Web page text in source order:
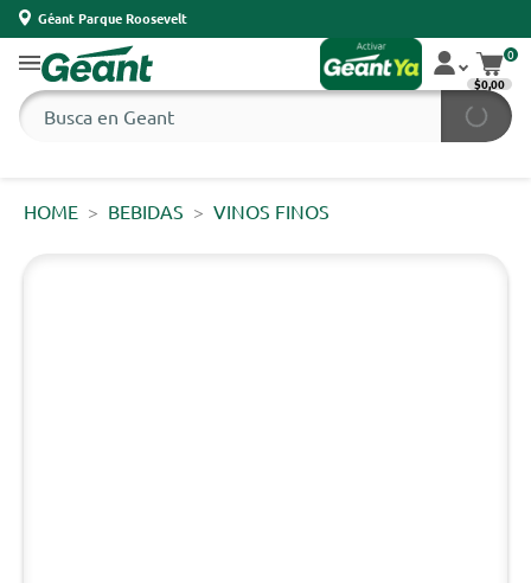
Géant Parque Roosevelt
0
$0,00
HOME BEBIDAS VINOS FINOS